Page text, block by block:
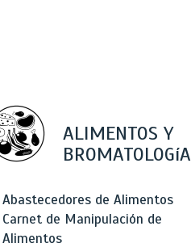
ALIMENTOS Y
BROMATOLOGíA
Abastecedores de Alimentos
Carnet de Manipulación de
Alimentos